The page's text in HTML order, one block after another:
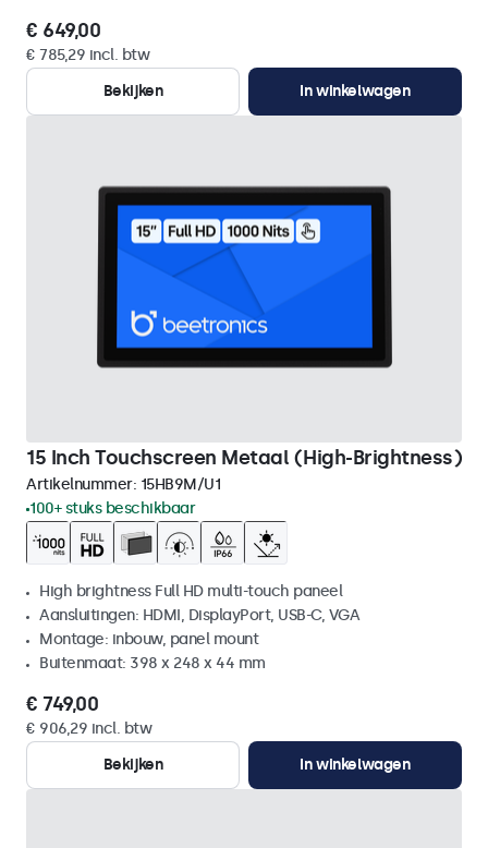
€ 649,00
€ 785,29 incl. btw
Bekijken
In winkelwagen
15 Inch Touchscreen Metaal (High-Brightness)
Artikelnummer: 15HB9M/U1
100+ stuks beschikbaar
High brightness Full HD multi-touch paneel
Aansluitingen: HDMI, DisplayPort, USB-C, VGA
Montage: inbouw, panel mount
Buitenmaat: 398 x 248 x 44 mm
€ 749,00
€ 906,29 incl. btw
Bekijken
In winkelwagen